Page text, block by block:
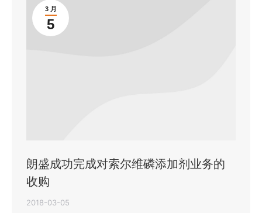
3 月
5
朗盛成功完成对索尔维磷添加剂业务的
收购
2018-03-05